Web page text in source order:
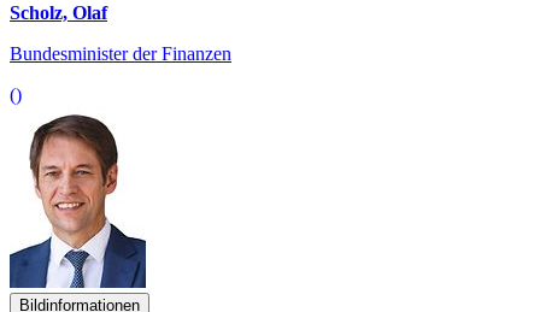
Scholz, Olaf
Bundesminister der Finanzen
()
Bildinformationen